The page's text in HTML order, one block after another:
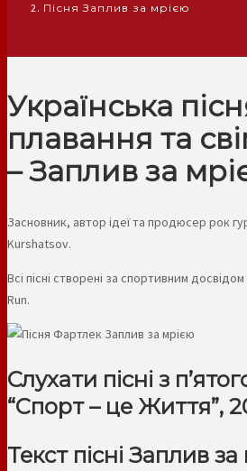
Пісня Заплив за мрією
Українська
плавання та
– Заплив за
Засновник, автор ідеї та продюсер рок
Kurshatsov.
Всі пісні створені за спортивним
Run.
Слухати пісні з
“Спорт – це Життя”,
Текст пісні Заплив